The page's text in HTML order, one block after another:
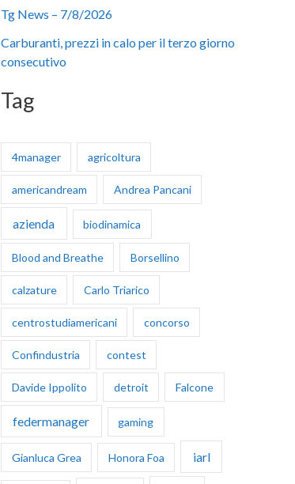
Tg News – 7/8/2026
Carburanti, prezzi in calo per il terzo giorno
consecutivo
Tag
4manager agricoltura
americandream Andrea Pancani
azienda biodinamica
Blood and Breathe Borsellino
calzature Carlo Triarico
centrostudiamericani concorso
Confindustria contest
Davide Ippolito detroit Falcone
federmanager gaming
Gianluca Grea Honora Foa iarl